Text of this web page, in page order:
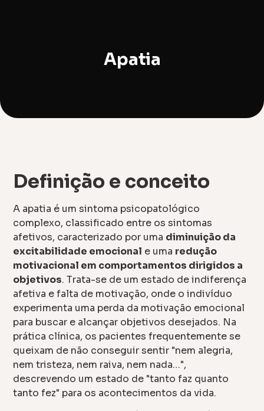
Apatia
Definição e conceito
A apatia é um sintoma psicopatológico
complexo, classificado entre os sintomas
afetivos, caracterizado por uma diminuição da
excitabilidade emocional e uma redução
motivacional em comportamentos dirigidos a
objetivos. Trata-se de um estado de indiferença
afetiva e falta de motivação, onde o indivíduo
experimenta uma perda da motivação emocional
para buscar e alcançar objetivos desejados. Na
prática clínica, os pacientes frequentemente se
queixam de não conseguir sentir "nem alegria,
nem tristeza, nem raiva, nem nada…",
descrevendo um estado de "tanto faz quanto
tanto fez" para os acontecimentos da vida.